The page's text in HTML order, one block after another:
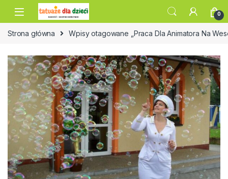
Skip to navigation
Skip to content
0
Strona główna Wpisy otagowane „Praca Dla Animatora Na